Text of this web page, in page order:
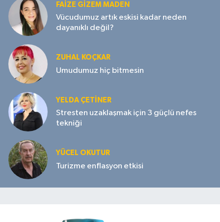
FAIZE GIZEM MADEN
Vücudumuz artık eskisi kadar neden
dayanıklı değil?
ZUHAL KOÇKAR
Umudumuz hiç bitmesin
YELDA ÇETİNER
Stresten uzaklaşmak için 3 güçlü nefes
tekniği
YÜCEL OKUTUR
Turizme enflasyon etkisi